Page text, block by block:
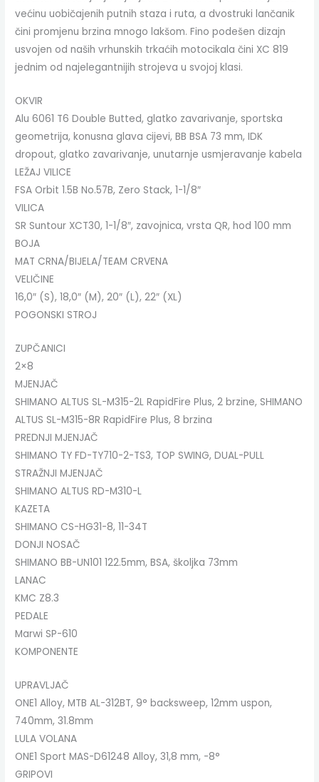
većinu uobičajenih putnih staza i ruta, a dvostruki lančanik
čini promjenu brzina mnogo lakšom. Fino podešen dizajn
usvojen od naših vrhunskih trkaćih motocikala čini XC 819
jednim od najelegantnijih strojeva u svojoj klasi.
OKVIR
Alu 6061 T6 Double Butted, glatko zavarivanje, sportska
geometrija, konusna glava cijevi, BB BSA 73 mm, IDK
dropout, glatko zavarivanje, unutarnje usmjeravanje kabela
LEŽAJ VILICE
FSA Orbit 1.5B No.57B, Zero Stack, 1-1/8″
VILICA
SR Suntour XCT30, 1-1/8″, zavojnica, vrsta QR, hod 100 mm
BOJA
MAT CRNA/BIJELA/TEAM CRVENA
VELIČINE
16,0″ (S), 18,0″ (M), 20″ (L), 22″ (XL)
POGONSKI STROJ
ZUPČANICI
2×8
MJENJAČ
SHIMANO ALTUS SL-M315-2L RapidFire Plus, 2 brzine, SHIMANO
ALTUS SL-M315-8R RapidFire Plus, 8 brzina
PREDNJI MJENJAČ
SHIMANO TY FD-TY710-2-TS3, TOP SWING, DUAL-PULL
STRAŽNJI MJENJAČ
SHIMANO ALTUS RD-M310-L
KAZETA
SHIMANO CS-HG31-8, 11-34T
DONJI NOSAČ
SHIMANO BB-UN101 122.5mm, BSA, školjka 73mm
LANAC
KMC Z8.3
PEDALE
Marwi SP-610
KOMPONENTE
UPRAVLJAČ
ONE1 Alloy, MTB AL-312BT, 9° backsweep, 12mm uspon,
740mm, 31.8mm
LULA VOLANA
ONE1 Sport MAS-D61248 Alloy, 31,8 mm, -8°
GRIPOVI